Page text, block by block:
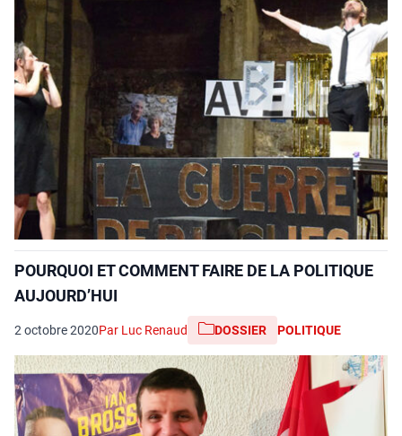
POURQUOI ET COMMENT FAIRE DE LA POLITIQUE
AUJOURD’HUI
2 octobre 2020Par Luc Renaud DOSSIER POLITIQUE